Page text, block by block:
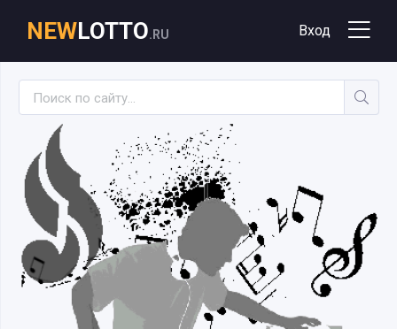
NEWLOTTO.RU Вход